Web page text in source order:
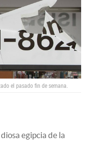
el pasado fin de semana.
egipcia de la